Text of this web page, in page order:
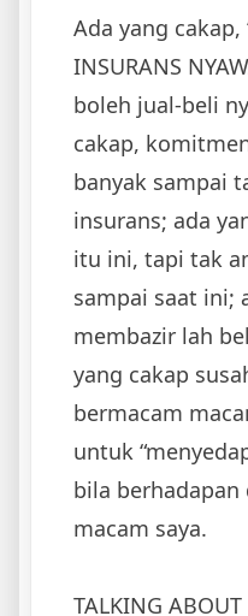
Ada yang cakap,
INSURANS
boleh jual-beli
cakap,
banyak sampai
insurans; ada
itu ini, tapi tak
sampai saat ini;
membazir lah
yang cakap
bermacam
untuk
bila berhadapan
macam saya.
TALKING